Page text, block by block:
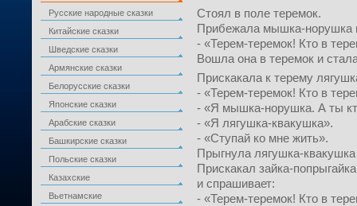
Русские народные сказки
Китайские сказки
Шведские сказки
Армянские сказки
Белорусские сказки
Японские сказки
Арабские сказки
Башкирские сказки
Польские сказки
Казахские
Вьетнамские
Стоял в поле теремок.
Прибежала мышка-норушка
- «Терем-теремок! Кто в
Вошла она в теремок и
Прискакала к терему
- «Терем-теремок! Кто в
- «Я мышка-норушка. А ты
- «Я лягушка-квакушка».
- «Ступай ко мне жить».
Прыгнула лягушка-
Прискакал зайка-
и спрашивает:
- «Терем-теремок! Кто в